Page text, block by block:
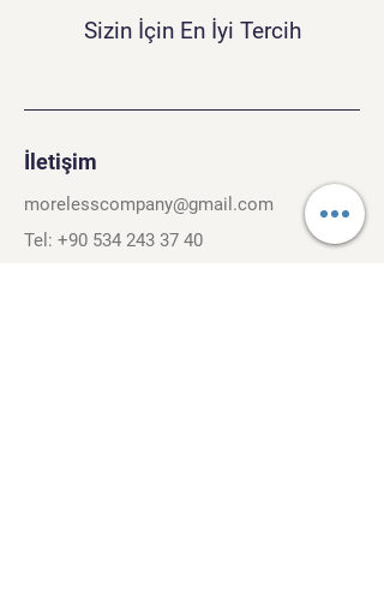
Sizin İçin En İyi Tercih
İletişim
morelesscompany@gmail.com
Tel: +90 534 243 37 40